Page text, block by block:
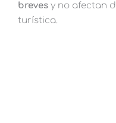
breves y no afectan
turística.